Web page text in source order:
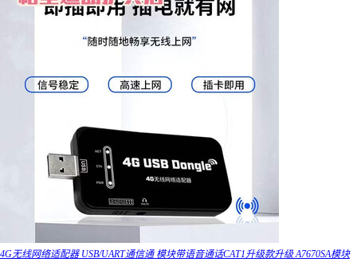
4G无线网络适配器 USB/UART通信通 模块带语音通话CAT1升级款升级 A7670SA模块